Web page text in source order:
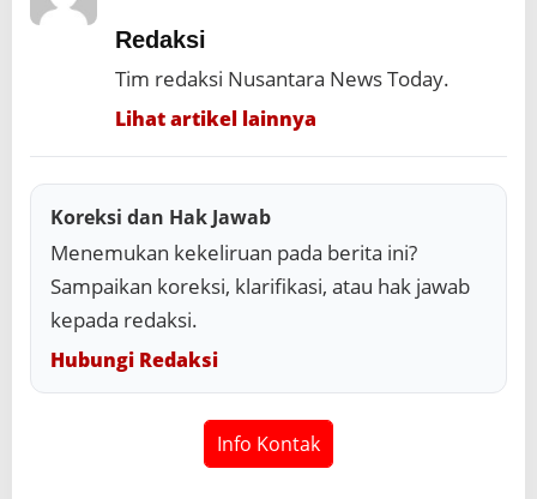
Redaksi
Tim redaksi Nusantara News Today.
Lihat artikel lainnya
Koreksi dan Hak Jawab
Menemukan kekeliruan pada berita ini?
Sampaikan koreksi, klarifikasi, atau hak jawab
kepada redaksi.
Hubungi Redaksi
Info Kontak